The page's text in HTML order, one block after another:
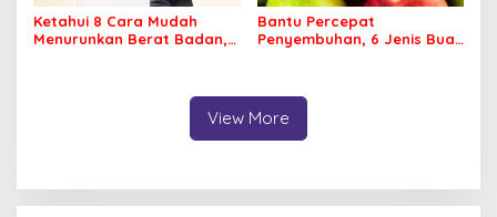
Ketahui 8 Cara Mudah
Menurunkan Berat Badan,
Bantu Percepat
Penyembuhan, 6 Jenis Buah
View More